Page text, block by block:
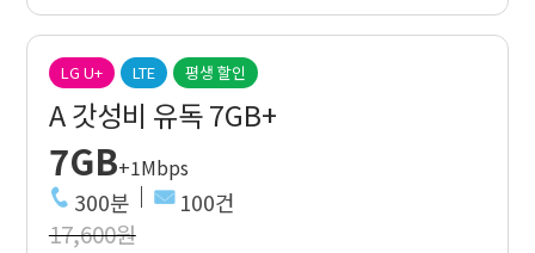
LG U+ LTE 평생 할인
A 갓성비 유독 7GB+
7GB+1Mbps
300분 100건
17,600원